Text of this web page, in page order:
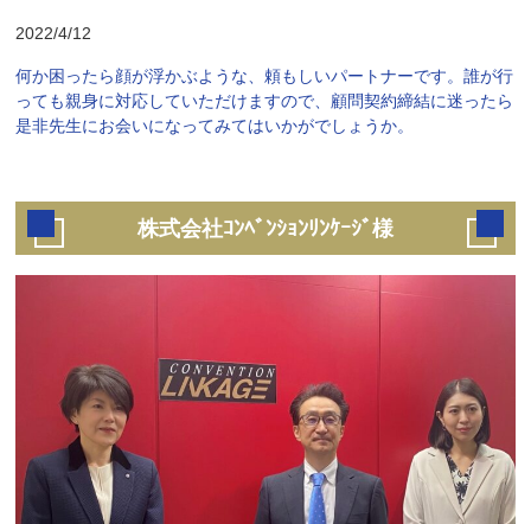
2022/4/12
何か困ったら顔が浮かぶような、頼もしいパートナーです。誰が行
っても親身に対応していただけますので、顧問契約締結に迷ったら
是非先生にお会いになってみてはいかがでしょうか。
株式会社ｺﾝﾍﾞﾝｼｮﾝﾘﾝｹｰｼﾞ様